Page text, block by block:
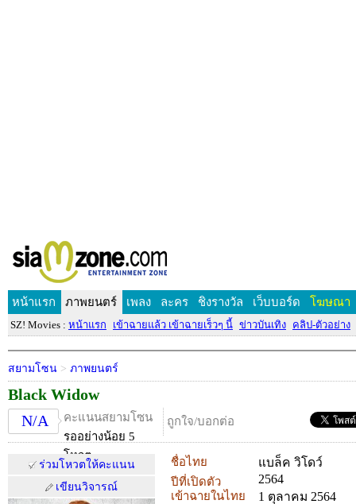
หน้าแรก ภาพยนตร์ เพลง ละคร ชิงรางวัล เว็บบอร์ด โฆษณา
SZ! Movies : หน้าแรก เข้าฉายแล้ว เข้าฉายเร็วๆ นี้ ข่าวบันเทิง คลิป-ตัวอย่าง
สยามโซน > ภาพยนตร์
Black Widow
N/A
คะแนนสยามโซน
รออย่างน้อย 5
โหวต
ถูกใจ/บอกต่อ
ร่วมโหวตให้คะแนน
เขียนวิจารณ์
ชื่อไทย แบล็ค วิโดว์
ปีที่เปิดตัว 2564
เข้าฉายในไทย 1 ตุลาคม 2564